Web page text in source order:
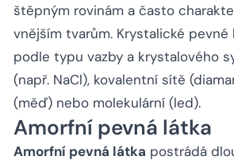
štěpným rovinám a často
vnějším tvarům. Krystalické
podle typu vazby a krystalového
(např. NaCl), kovalentní sítě
(měď) nebo molekulární (led).
Amorfní pevná látka
Amorfní pevná látka postrádá